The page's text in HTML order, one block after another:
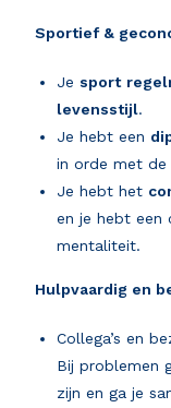
Sportief &
Je sport
levensstijl.
Je hebt een
in orde met de
Je hebt het
en je hebt een
mentaliteit.
Hulpvaardig en
Collega’s en
Bij problemen
zijn en ga je